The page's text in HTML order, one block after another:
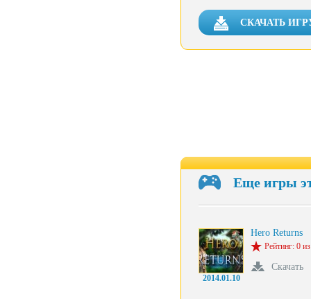
СКАЧАТЬ
Еще игры
2014.01.10
Hero Returns
Рейтинг: 0
Скачать